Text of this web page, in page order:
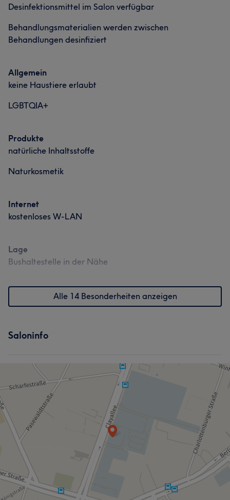
Desinfektionsmittel im Salon verfügbar
Behandlungsmaterialien werden zwischen
Behandlungen desinfiziert
Allgemein
keine Haustiere erlaubt
LGBTQIA+
Produkte
natürliche Inhaltsstoffe
Naturkosmetik
Internet
kostenloses W-LAN
Lage
Bushaltestelle in der Nähe
Alle 14 Besonderheiten anzeigen
Saloninfo